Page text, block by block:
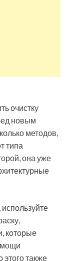
очистку
новым
методов,
типа
она уже
которые
этого также